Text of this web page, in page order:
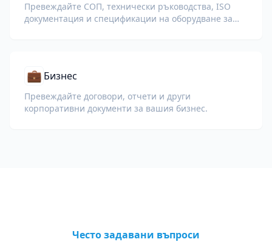
Превеждайте СОП, технически ръководства, ISO
документация и спецификации на оборудване за
💼 Бизнес
Превеждайте договори, отчети и други
корпоративни документи за вашия бизнес.
Често задавани въпроси